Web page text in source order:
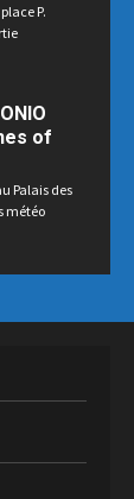
P.
of
Palais des
météo